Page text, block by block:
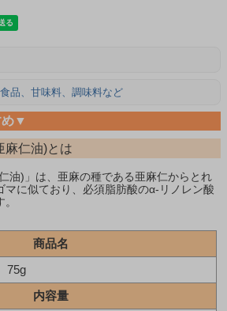
品、甘味料、調味料など
め▼
麻仁油)とは
油)」は、亜麻の種である亜麻仁からとれ
マに似ており、必須脂肪酸のα-リノレン酸
商品名
75g
内容量